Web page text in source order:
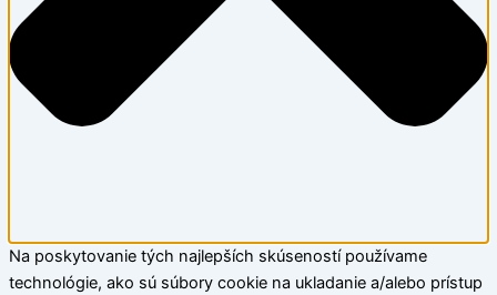
Na poskytovanie tých najlepších skúseností používame
technológie, ako sú súbory cookie na ukladanie a/alebo prístup